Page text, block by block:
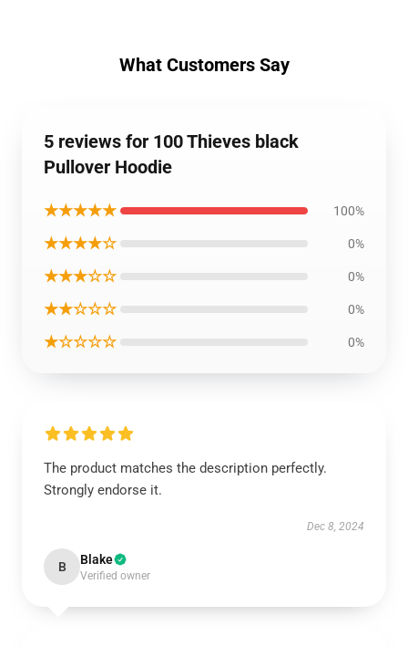
What Customers Say
5 reviews for 100 Thieves black
Pullover Hoodie
★★★★★ 100%
★★★★☆ 0%
★★★☆☆ 0%
★★☆☆☆ 0%
★☆☆☆☆ 0%
The product matches the description perfectly.
Strongly endorse it.
Dec 8, 2024
B Blake
Verified owner